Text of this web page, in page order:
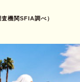
機関SFIA調べ）